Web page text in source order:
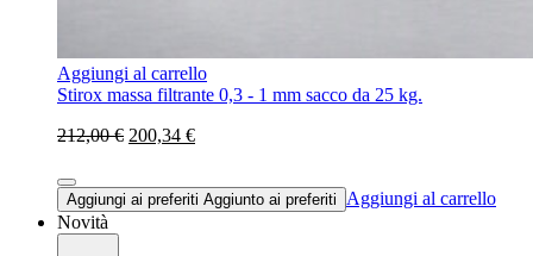
Aggiungi al carrello
Stirox massa filtrante 0,3 - 1 mm sacco da 25 kg.
212,00 € 200,34 €
Aggiungi ai preferiti Aggiunto ai preferiti
Aggiungi al carrello
Novità